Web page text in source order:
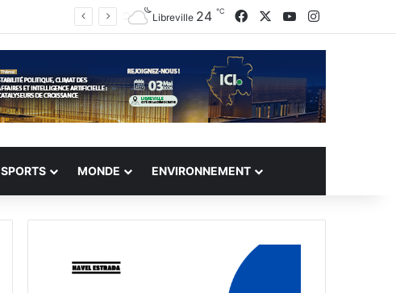
Libreville 24 ℃ FacebookYouTubeInstagram
SPORTS MONDE ENVIRONNEMENT